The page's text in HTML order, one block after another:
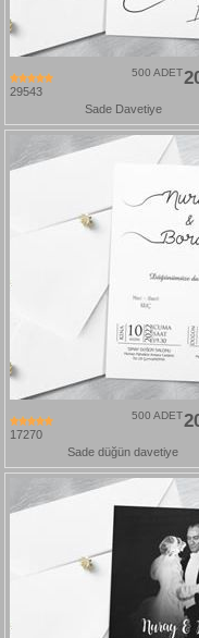
29543
500 ADET
Sade Davetiye
17270
500 ADET
Sade düğün davetiye